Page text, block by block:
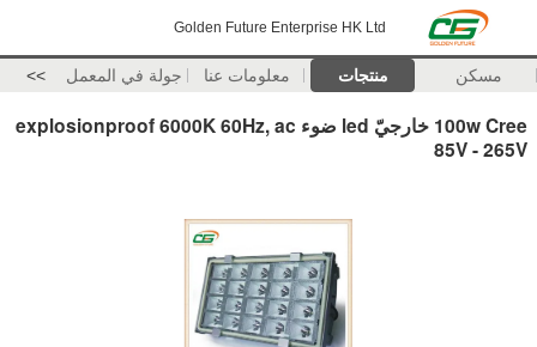
Golden Future Enterprise HK Ltd
مسكن منتجات معلومات عنا جولة في المعمل >>
100w Cree خارجيّ led ضوء explosionproof 6000K 60Hz, ac
85V - 265V